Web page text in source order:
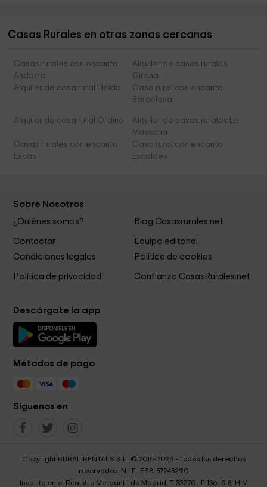
Casas Rurales en otras zonas cercanas
Casas rurales con encanto
Andorra
Alquiler de casas rurales
Girona
Alquiler de casa rural Lleida
Casa rural con encanto
Barcelona
Alquiler de casa rural Ordino
Alquiler de casas rurales La
Massana
Casas rurales con encanto
Escas
Casa rural con encanto
Escaldes
Sobre Nosotros
¿Quiénes somos? Blog Casasrurales.net
Contactar
Equipo editorial
Condiciones legales
Política de cookies
Política de privacidad Confianza CasasRurales.net
Descárgate la app
Métodos de pago
Síguenos en
Copyright RURAL RENTALS S.L. © 2015-2026 - Todos los derechos
reservados. N.I.F.: ESB-87248290
Inscrita en el Registro Mercantil de Madrid, T 33270 , F 136, S 8, H M